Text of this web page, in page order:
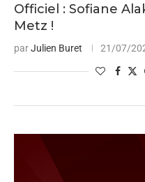
Officiel : Sofiane
Metz !
parJulien Buret 21/07/